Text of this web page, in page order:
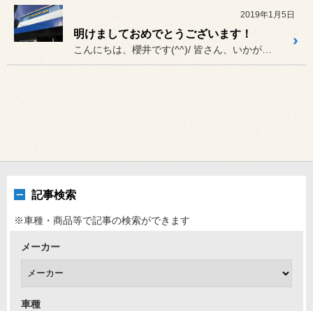
2019年1月5日
明けましておめでとうございます！
こんにちは、櫻井です(^^)/ 皆さん、いかがお過ごしですか？
記事検索
※車種・商品等で記事の検索ができます
メーカー
車種